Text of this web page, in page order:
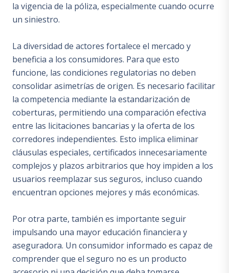
la vigencia de la póliza, especialmente cuando ocurre
un siniestro.
La diversidad de actores fortalece el mercado y
beneficia a los consumidores. Para que esto
funcione, las condiciones regulatorias no deben
consolidar asimetrías de origen. Es necesario facilitar
la competencia mediante la estandarización de
coberturas, permitiendo una comparación efectiva
entre las licitaciones bancarias y la oferta de los
corredores independientes. Esto implica eliminar
cláusulas especiales, certificados innecesariamente
complejos y plazos arbitrarios que hoy impiden a los
usuarios reemplazar sus seguros, incluso cuando
encuentran opciones mejores y más económicas.
Por otra parte, también es importante seguir
impulsando una mayor educación financiera y
aseguradora. Un consumidor informado es capaz de
comprender que el seguro no es un producto